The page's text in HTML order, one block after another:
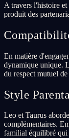
A travers l'histoire
produit des
En matière
dynamique unique.
du respect mutuel
Style
Leo et Taurus
complémentaires.
familial équilibré qui